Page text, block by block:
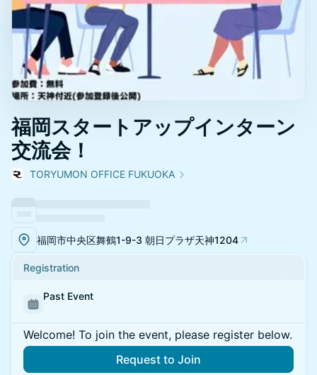
福岡スタートアップインターン
交流会！
TORYUMON OFFICE FUKUOKA
福岡市中央区舞鶴1-9-3 朝日プラザ天神1204
Registration
Past Event
Welcome! To join the event, please register below.
Request to Join